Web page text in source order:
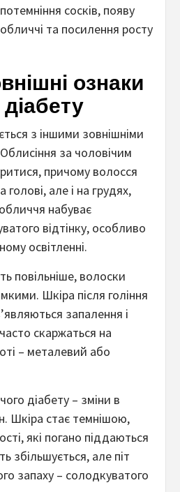
сосків, появу
та посилення росту
ознаки
з іншими зовнішніми
за чоловічим
причому волосся
голові, але і на грудях,
набуває
відтінку, особливо
освітленні.
повільніше, волоски
Шкіра після гоління
запалення і
скаржаться на
– металевий або
діабету – зміни в
Шкіра стає темнішою,
які погано піддаються
збільшується, але піт
запаху – солодкуватого